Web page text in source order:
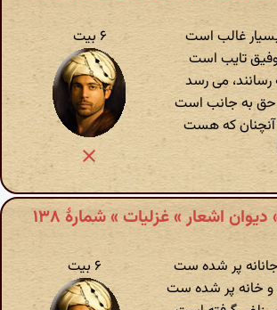
غالب است
تایب است
رسانند، می رسد
حق به جانب است
آنچنان که هست
۶ بیت
اشعار » غزلیات » شمارهٔ ۱۳۸
پر شده ست
خانه پر شده ست
۶ بیت